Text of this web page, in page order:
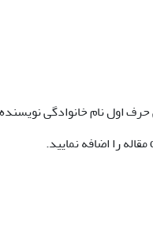
حرف اول نام خانوادگی